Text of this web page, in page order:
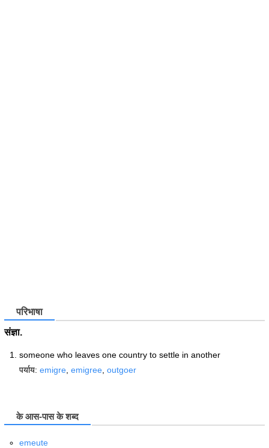
परिभाषा
संज्ञा.
someone who leaves one country to settle in another
पर्याय: emigre, emigree, outgoer
के आस-पास के शब्द
emeute